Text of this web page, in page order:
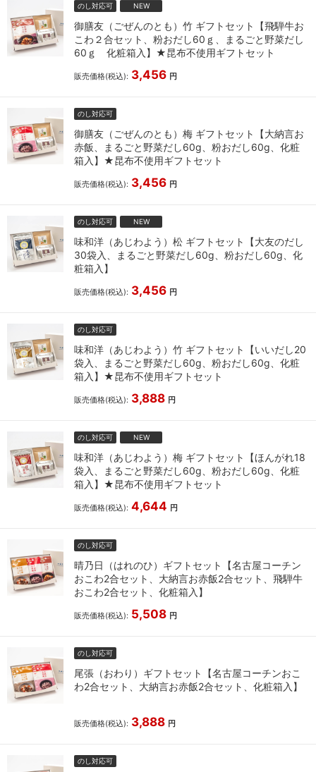
のし対応可 NEW
御膳友（ごぜんのとも）竹 ギフトセット【飛騨牛お
こわ２合セット、粉おだし60ｇ、まるごと野菜だし
60ｇ 化粧箱入】★昆布不使用ギフトセット
販売価格(税込): 3,456 円
のし対応可
御膳友（ごぜんのとも）梅 ギフトセット【大納言お
赤飯、まるごと野菜だし60g、粉おだし60g、化粧
箱入】★昆布不使用ギフトセット
販売価格(税込): 3,456 円
のし対応可 NEW
味和洋（あじわよう）松 ギフトセット【大友のだし
30袋入、まるごと野菜だし60g、粉おだし60g、化
粧箱入】
販売価格(税込): 3,456 円
のし対応可
味和洋（あじわよう）竹 ギフトセット【いいだし20
袋入、まるごと野菜だし60g、粉おだし60g、化粧
箱入】★昆布不使用ギフトセット
販売価格(税込): 3,888 円
のし対応可 NEW
味和洋（あじわよう）梅 ギフトセット【ほんがれ18
袋入、まるごと野菜だし60g、粉おだし60g、化粧
箱入】★昆布不使用ギフトセット
販売価格(税込): 4,644 円
のし対応可
晴乃日（はれのひ）ギフトセット【名古屋コーチン
おこわ2合セット、大納言お赤飯2合セット、飛騨牛
おこわ2合セット、化粧箱入】
販売価格(税込): 5,508 円
のし対応可
尾張（おわり）ギフトセット【名古屋コーチンおこ
わ2合セット、大納言お赤飯2合セット、化粧箱入】
販売価格(税込): 3,888 円
のし対応可